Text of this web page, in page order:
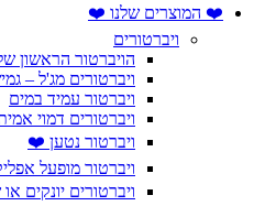
❤️ המוצרים שלנו ❤️
ויברטורים
הויברטור הראשון
ויברטורים מג'ל –
ויברטור עמיד במים
ויברטורים דמוי
ויברטור נטען ❤️
ויברטור מופעל
ויברטורים